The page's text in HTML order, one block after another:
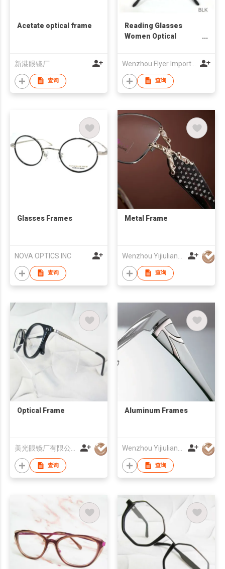
Acetate optical frame
新港眼镜厂
查询
Reading Glasses
Women Optical
Wenzhou Flyer Import and Export Co., Ltd
查询
Glasses Frames
NOVA OPTICS INC
查询
Metal Frame
查询
Optical Frame
查询
Aluminum Frames
查询